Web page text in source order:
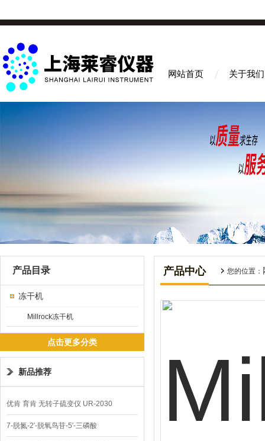
网站首页 关于我们
产品目录
冻干机
Millrock冻干机
点击更多分类
新品推荐
优肯 育肯 无转子硫变仪 UR-2030
7-脱氮-2′-脱氧鸟苷-5′-三磷酸
产品中心 您的位置：